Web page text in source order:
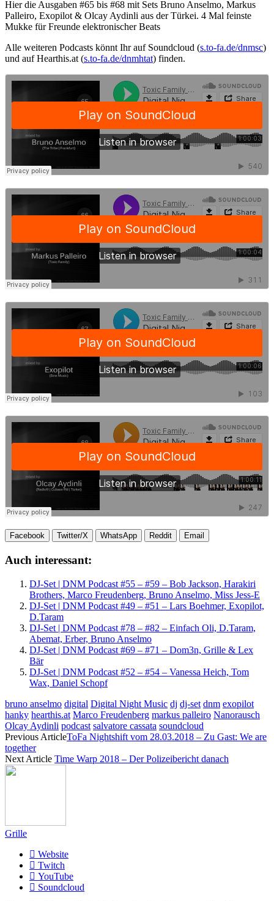
Hier die Ausgaben #65 bis #68 mit Sets Bruno Anselmo, Markus
Palleiro, Exopilot & Olcay Aydinli aus der Türkei. 4 Mal feinste
Mukke für Freunde elektronischer Beats
Alle weiteren Podcasts könnt Ihr auf Soundcloud (s.to-fa.de/dnmsc)
und auf Hearthis.at (s.to-fa.de/dnmhtat) finden.
Facebook Twitter/X WhatsApp Reddit Email
Auch interessant:
DJ-Set | DNM Podcast #55 – #59 – Bob Jackson, Harakiri
Brothers, Marco Freudenberg, Bruno Anselmo, Miss Jess-E
DJ-Set | DNM Podcast #49 – #51 – Lars Boehmer, Exopilot,
D.Taram
DJ-Set | DNM Podcast #78 – #82 – Einfach Oli, D.Taram,
Abemat, Erber, Bruno Anselmo
DJ-Set | DNM Podcast #69 – #71 – Dom3n, Grille & Lex
Bär
DJ-Set | DNM Podcast #52 – #54 – Vanessa Heich, Tom
Wax, Daniel Schopf
bruno anselmo digital Digital Night Music dj dj-set dnm exopilot
hanky hearthis.at Marco Freudenberg markus palleiro Nanorausch
Olcay Aydinli podcast salvatore cassata soundcloud
Previous ArticleToFa Nightshift vom 28.03.2018 – Zu Gast: We are
together
Next Article Time Warp 2018 – Der Polizeibericht danach
Grille
Website
Twitch
YouTube
Soundcloud